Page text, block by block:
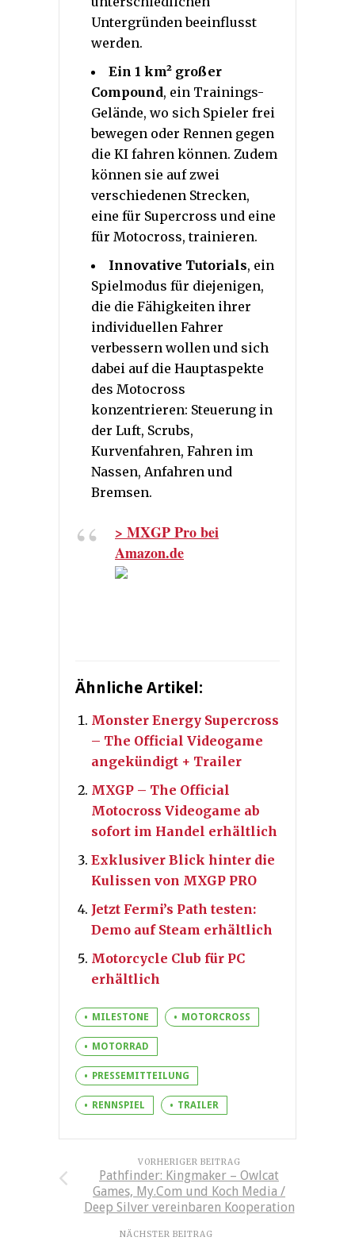
Untergründen beeinflusst
werden.
Ein 1 km² großer
Compound, ein Trainings-
Gelände, wo sich Spieler frei
bewegen oder Rennen gegen
die KI fahren können. Zudem
können sie auf zwei
verschiedenen Strecken,
eine für Supercross und eine
für Motocross, trainieren.
Innovative Tutorials, ein
Spielmodus für diejenigen,
die die Fähigkeiten ihrer
individuellen Fahrer
verbessern wollen und sich
dabei auf die Hauptaspekte
des Motocross
konzentrieren: Steuerung in
der Luft, Scrubs,
Kurvenfahren, Fahren im
Nassen, Anfahren und
Bremsen.
> MXGP Pro bei
Amazon.de
Ähnliche Artikel:
Monster Energy Supercross
– The Official Videogame
angekündigt + Trailer
MXGP – The Official
Motocross Videogame ab
sofort im Handel erhältlich
Exklusiver Blick hinter die
Kulissen von MXGP PRO
Jetzt Fermi’s Path testen:
Demo auf Steam erhältlich
Motorcycle Club für PC
erhältlich
MILESTONE MOTORCROSS
MOTORRAD
PRESSEMITTEILUNG
RENNSPIEL TRAILER
VORHERIGER BEITRAG
Pathfinder: Kingmaker – Owlcat
Games, My.Com und Koch Media /
Deep Silver vereinbaren Kooperation
NÄCHSTER BEITRAG